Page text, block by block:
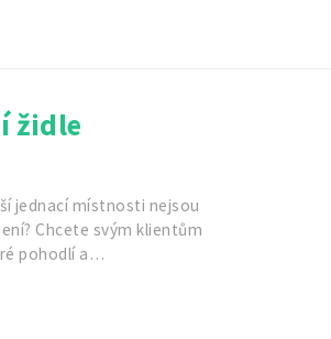
židle
jednací místnosti nejsou
Chcete svým klientům
pohodlí a…